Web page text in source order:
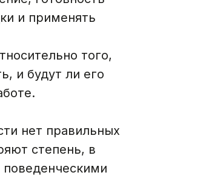
и применять
того,
и будут ли его
нет правильных
степень, в